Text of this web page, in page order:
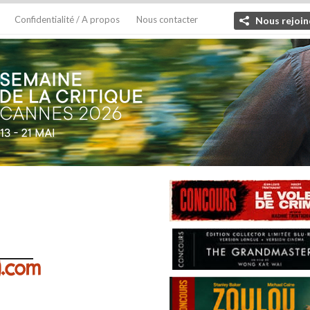
Confidentialité / A propos Nous contacter Nous